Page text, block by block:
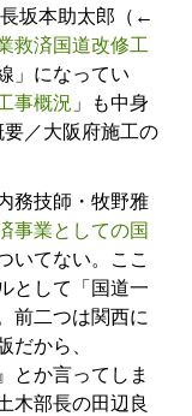
坂本助太郎（←
救済国道改修工
」になってい
事概況 」も中身
／大阪府施工の
務技師・牧野雅
事業としての国
いてない。ここ
として「国道一
前二つは関西に
だから、
とか言ってしま
木部長の田辺良